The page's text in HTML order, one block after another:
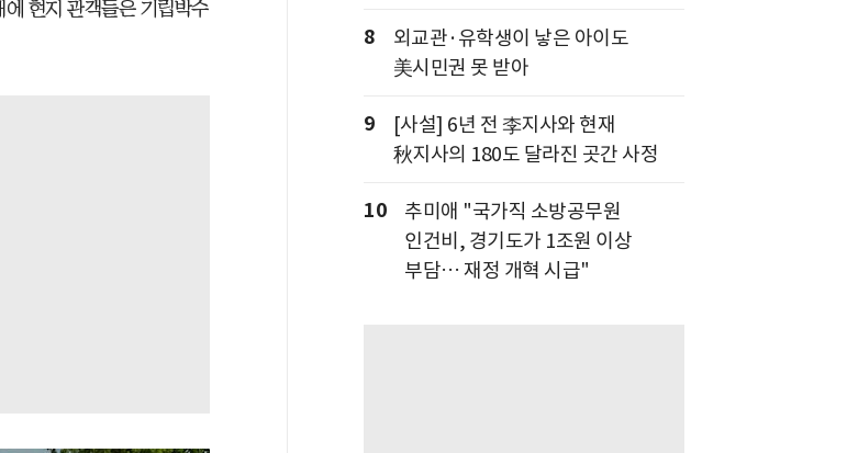
현지 관객들은 기립박수
8
외교관·유학생이 낳은 아이도
美시민권 못 받아
9
[사설] 6년 전 李지사와 현재
秋지사의 180도 달라진 곳간 사정
10
추미애 "국가직 소방공무원
인건비, 경기도가 1조원 이상
부담… 재정 개혁 시급"